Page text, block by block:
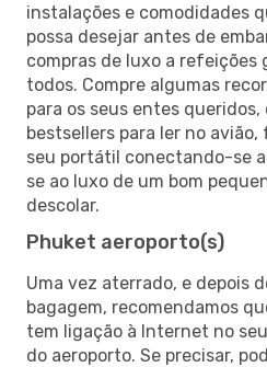
instalações e comodidades
possa desejar antes de
compras de luxo a refeições
todos. Compre algumas
para os seus entes
bestsellers para ler no
seu portátil conectando-se
se ao luxo de um bom
descolar.
Phuket aeroporto(s)
Uma vez aterrado, e depois
bagagem, recomendamos
tem ligação à Internet no
do aeroporto. Se precisar,